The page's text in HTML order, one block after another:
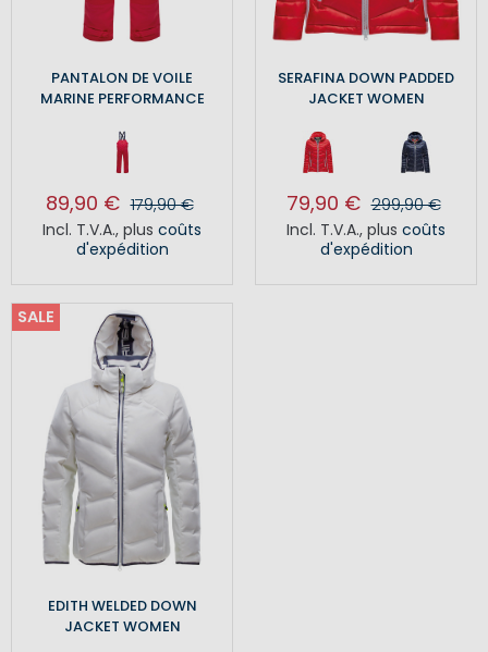
PANTALON DE VOILE
MARINE PERFORMANCE
89,90 € 179,90 €
Incl. T.V.A., plus coûts
d'expédition
SERAFINA DOWN PADDED
JACKET WOMEN
79,90 € 299,90 €
Incl. T.V.A., plus coûts
d'expédition
SALE
EDITH WELDED DOWN
JACKET WOMEN